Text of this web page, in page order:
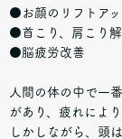
●お顔のリフトア
●首こり、肩こり
●脳疲労改善
人間の体の中で一
があり、疲れにより
しかしながら、頭